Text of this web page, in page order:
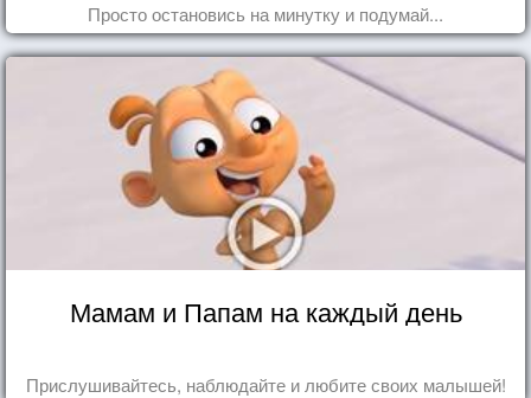
Просто остановись на минутку и подумай...
Мамам и Папам на каждый день
Прислушивайтесь, наблюдайте и любите своих малышей!